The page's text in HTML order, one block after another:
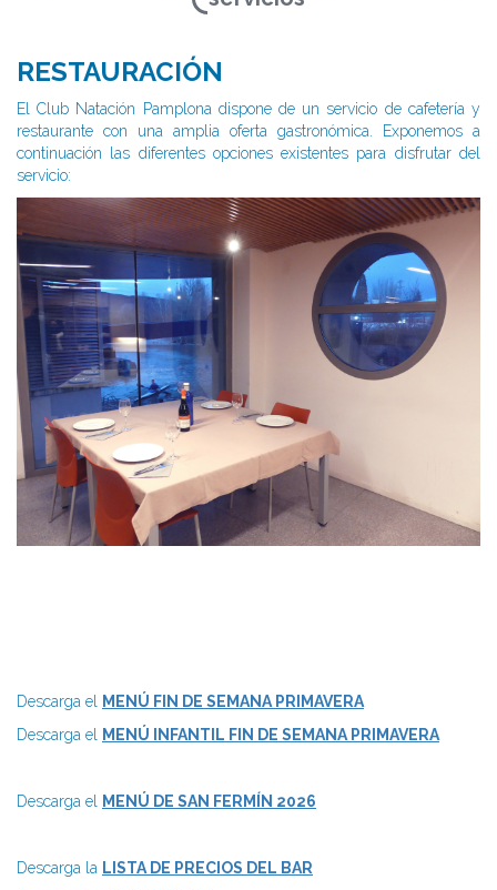
RESTAURACIÓN
El Club Natación Pamplona dispone de un servicio de cafetería y
restaurante con una amplia oferta gastronómica. Exponemos a
continuación las diferentes opciones existentes para disfrutar del
servicio:
Descarga el MENÚ FIN DE SEMANA PRIMAVERA
Descarga el MENÚ INFANTIL FIN DE SEMANA PRIMAVERA
Descarga el MENÚ DE SAN FERMÍN 2026
Descarga la LISTA DE PRECIOS DEL BAR